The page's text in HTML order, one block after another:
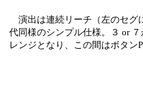
演出は連続リーチ（左のセグ
代同様のシンプル仕様。３ or
レンジとなり、この間はボタン